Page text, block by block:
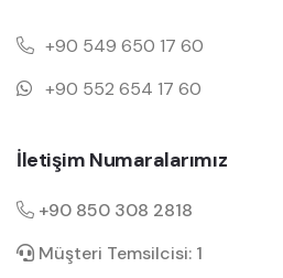
+90 549 650 17 60
+90 552 654 17 60
İletişim Numaralarımız
+90 850 308 2818
Müşteri Temsilcisi: 1